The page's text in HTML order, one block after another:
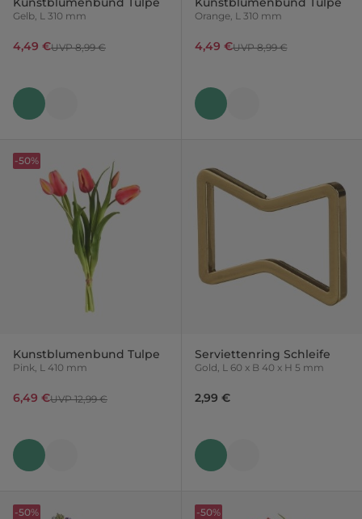
Gelb, L 310 mm
4,49 €UVP 8,99 €
Orange, L 310 mm
4,49 €UVP 8,99 €
Kunstblumenbund Tulpe
Pink, L 410 mm
6,49 €UVP 12,99 €
-50%
Serviettenring Schleife
Gold, L 60 x B 40 x H 5 mm
2,99 €
-50% -50%